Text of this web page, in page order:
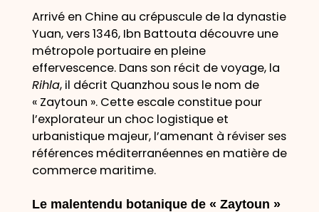
Arrivé en Chine au crépuscule de la dynastie
Yuan, vers 1346, Ibn Battouta découvre une
métropole portuaire en pleine
effervescence. Dans son récit de voyage, la
Rihla, il décrit Quanzhou sous le nom de
« Zaytoun ». Cette escale constitue pour
l’explorateur un choc logistique et
urbanistique majeur, l’amenant à réviser ses
références méditerranéennes en matière de
commerce maritime.
Le malentendu botanique de « Zaytoun »